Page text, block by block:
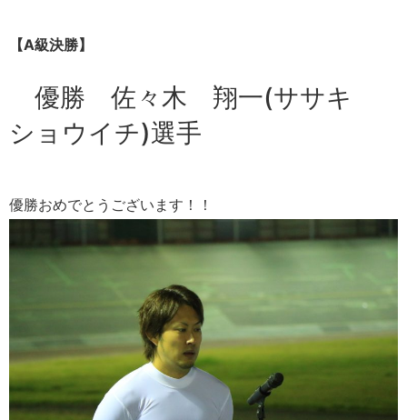
【A級決勝】
優勝 佐々木 翔一(ササキ
ショウイチ)選手
優勝おめでとうございます！！